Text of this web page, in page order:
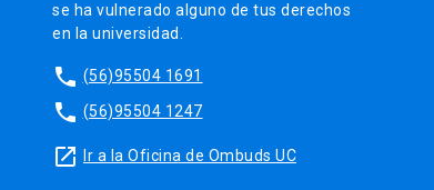
se ha vulnerado alguno de tus derechos
en la universidad.
phone (56)95504 1691
phone (56)95504 1247
launch Ir a la Oficina de Ombuds UC